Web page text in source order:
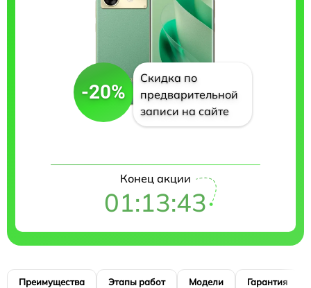
-20%
Скидка по
предварительной
записи на сайте
Конец акции
01:13:42
Преимущества Этапы работ Модели Гарантия